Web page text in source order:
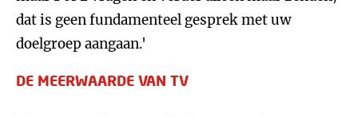
dat is geen fundamenteel gesprek met uw
doelgroep aangaan.'
DE MEERWAARDE VAN TV